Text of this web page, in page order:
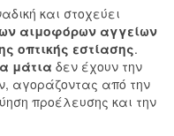
και στοχεύει
αιμοφόρων αγγείων
οπτικής εστίασης.
μάτια δεν έχουν την
αγοράζοντας από την
προέλευσης και την